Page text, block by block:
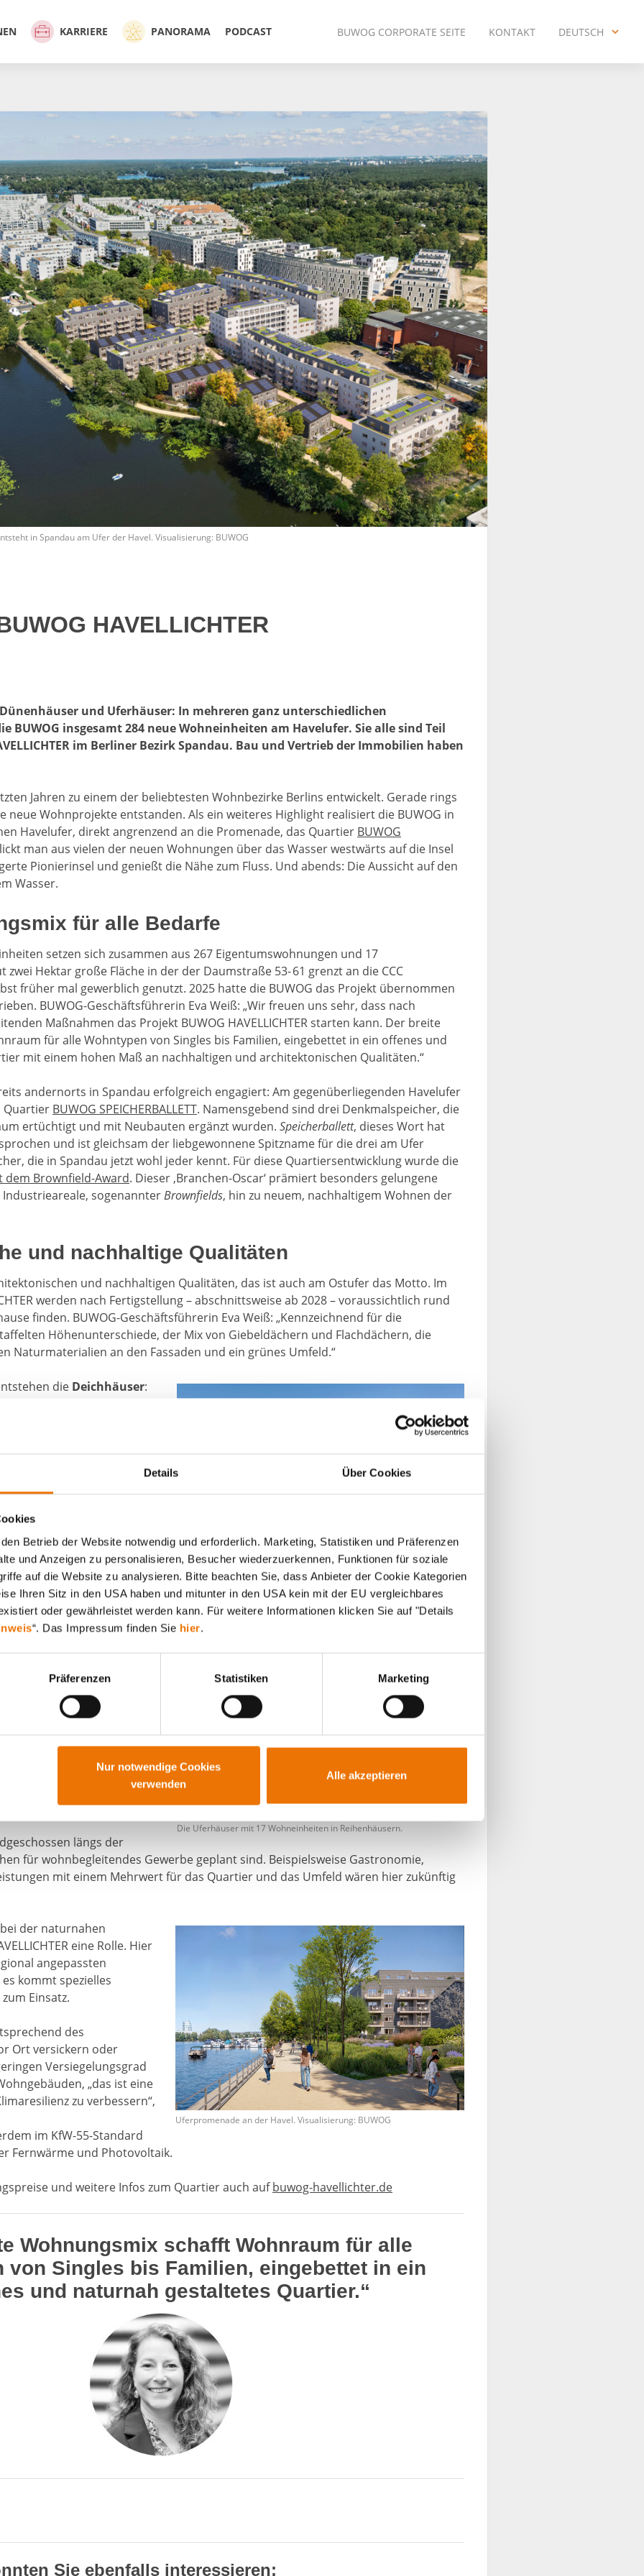
Details Über Cookies
Betrieb der Website notwendig und erforderlich. Marketing, Statistiken und Präferenzen
und Anzeigen zu personalisieren, Besucher wiederzuerkennen, Funktionen für soziale
auf die Website zu analysieren. Bitte beachten Sie, dass Anbieter der Cookie Kategorien
Ihren Sitz in den USA haben und mitunter in den USA kein mit der EU vergleichbares
oder gewährleistet werden kann. Für weitere Informationen klicken Sie auf "Details
“. Das Impressum finden Sie hier.
Präferenzen Statistiken Marketing
Nur notwendige Cookies
verwenden
Alle akzeptieren
KARRIERE PANORAMA PODCAST BUWOG CORPORATE SEITE KONTAKT DEUTSCH
in Spandau am Ufer der Havel. Visualisierung: BUWOG
HAVELLICHTER
und Uferhäuser: In mehreren ganz unterschiedlichen
BUWOG insgesamt 284 neue Wohneinheiten am Havelufer. Sie alle sind Teil
im Berliner Bezirk Spandau. Bau und Vertrieb der Immobilien haben
Jahren zu einem der beliebtesten Wohnbezirke Berlins entwickelt. Gerade rings
neue Wohnprojekte entstanden. Als ein weiteres Highlight realisiert die BUWOG in
Havelufer, direkt angrenzend an die Promenade, das Quartier BUWOG
man aus vielen der neuen Wohnungen über das Wasser westwärts auf die Insel
Pionierinsel und genießt die Nähe zum Fluss. Und abends: Die Aussicht auf den
Wasser.
für alle Bedarfe
setzen sich zusammen aus 267 Eigentumswohnungen und 17
Hektar große Fläche in der der Daumstraße 53- 61 grenzt an die CCC
früher mal gewerblich genutzt. 2025 hatte die BUWOG das Projekt übernommen
BUWOG-Geschäftsführerin Eva Weiß: „Wir freuen uns sehr, dass nach
Maßnahmen das Projekt BUWOG HAVELLICHTER starten kann. Der breite
für alle Wohntypen von Singles bis Familien, eingebettet in ein offenes und
mit einem hohen Maß an nachhaltigen und architektonischen Qualitäten.“
andernorts in Spandau erfolgreich engagiert: Am gegenüberliegenden Havelufer
Quartier BUWOG SPEICHERBALLETT. Namensgebend sind drei Denkmalspeicher, die
ertüchtigt und mit Neubauten ergänzt wurden. Speicherballett, dieses Wort hat
und ist gleichsam der liebgewonnene Spitzname für die drei am Ufer
die in Spandau jetzt wohl jeder kennt. Für diese Quartiersentwicklung wurde die
dem Brownfield-Award. Dieser ‚Branchen-Oscar‘ prämiert besonders gelungene
sogenannterBrownfields, hin zu neuem, nachhaltigem Wohnen der
und nachhaltige Qualitäten
und nachhaltigen Qualitäten, das ist auch am Ostufer das Motto. Im
werden nach Fertigstellung – abschnittsweise ab 2028 – voraussichtlich rund
finden. BUWOG-Geschäftsführerin Eva Weiß: „Kennzeichnend für die
Höhenunterschiede, der Mix von Giebeldächern und Flachdächern, die
Naturmaterialien an den Fassaden und ein grünes Umfeld.“
Grüner Quartiersplatz mit Durchwegung unter den Deichhäusern zur
Daumstraße. Visualisierung: BUWOG
die Deichhäuser:
von 1 bis 4
ist geprägt von
über die man in die
Mehrfamilienhäuser
ähnlich breiten
Zimmern. Verschalte
in Kombination mit einem
und Urlaub denken.
Die Uferhäuser mit 17 Wohneinheiten in Reihenhäusern.
. Direkt am Wasser
Ein
BUWOG HAVELLICHTER
damit man von
bis zur Promenade
längs der
für wohnbegleitendes Gewerbe geplant sind. Beispielsweise Gastronomie,
mit einem Mehrwert für das Quartier und das Umfeld wären hier zukünftig
Uferpromenade an der Havel. Visualisierung: BUWOG
der naturnahen
eine Rolle. Hier
angepassten
kommt spezielles
Einsatz.
des
Ort versickern oder
Versiegelungsgrad
„das ist eine
zu verbessern“,
im KfW-55-Standard
Fernwärme und Photovoltaik.
und weitere Infos zum Quartier auch aufbuwog-havellichter.de
Wohnungsmix schafft Wohnraum für alle
von Singles bis Familien, eingebettet in ein
und naturnah gestaltetes Quartier.“
Sie ebenfalls interessieren: